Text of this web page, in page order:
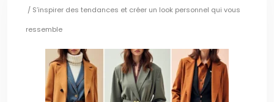
/ S’inspirer des tendances et créer un look personnel qui vous
ressemble